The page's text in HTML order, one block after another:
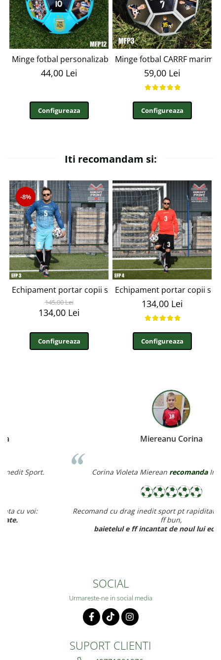
Minge fotbal personalizabila cu poza si text MFN12
44,00 Lei
Configureaza
Minge fotbal CARRF
59,00 Lei
Configureaza
Iti recomandam si:
-8%
Echipament portar copii si adulti personalizabil EFP3
145,00 Lei
134,00 Lei
Configureaza
Echipament portar copii si
134,00 Lei
Configureaza
Miereanu Corina
Corina Violeta Miereanrecomanda Inedit Sport.
Recomand cu drag inedit sport pt rapiditate, calitate si pret
baietelul e ff incantat de noul lui echipament.
SOCIAL
Urmareste-ne in social media
SUPORT CLIENTI